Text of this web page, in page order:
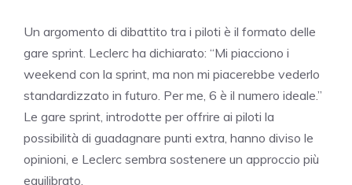
Un argomento di dibattito tra i piloti è il formato delle
gare sprint. Leclerc ha dichiarato: “Mi piacciono i
weekend con la sprint, ma non mi piacerebbe vederlo
standardizzato in futuro. Per me, 6 è il numero ideale.”
Le gare sprint, introdotte per offrire ai piloti la
possibilità di guadagnare punti extra, hanno diviso le
opinioni, e Leclerc sembra sostenere un approccio più
equilibrato.